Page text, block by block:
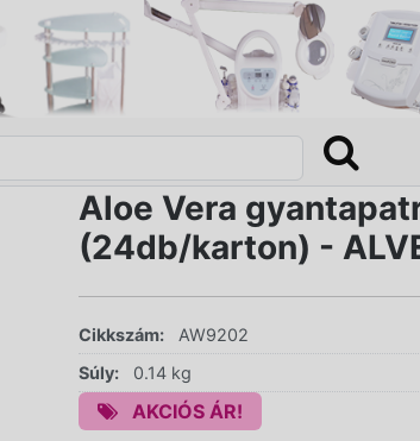
Aloe Vera
(24db/karton) -
Cikkszám:
AW9202
Súly:
0.14 kg
AKCIÓS ÁR!